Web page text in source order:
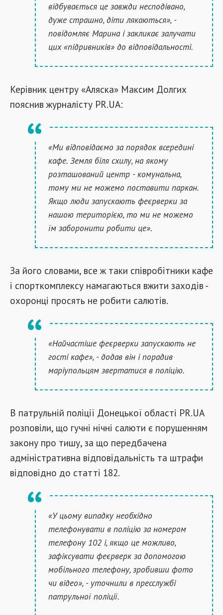
відбувається це завжди несподівано,
дуже страшно, діти лякаються», -
повідомляє Марина і закликає залучати
цих «підривників» до відповідальності.
Керівник центру «Аляска» Максим Долгих
пояснив журналісту PR.UA:
«Ми відповідаємо за порядок всередині
кафе. Земля біля схилу, на якому
розташований центр - комунальна,
тому ми не можемо поставити паркан.
Якщо люди запускають феєрверки за
нашою територією, то ми не можемо
їм заборонити робити це».
За його словами, все ж таки співробітники кафе
і спорткомплексу намагаються вжити заходів -
охоронці просять не робити салютів.
«Найчастіше феєрверки запускають не
гості кафе», - додав він і порадив
маріупольцям звертатися в поліцію.
В патрульній поліції Донецької області PR.UA
розповіли, що гучні нічні салюти є порушенням
закону про тишу, за що передбачена
адміністративна відповідальність та штрафи
відповідно до статті 182.
«У цьому випадку необхідно
телефонувати в поліцію за номером
телефону 102 і, якщо це можливо,
зафіксувати феєрверк за допомогою
мобільного телефону, зробивши фото
чи відео», - уточнили в пресслужбі
патрульної поліції.